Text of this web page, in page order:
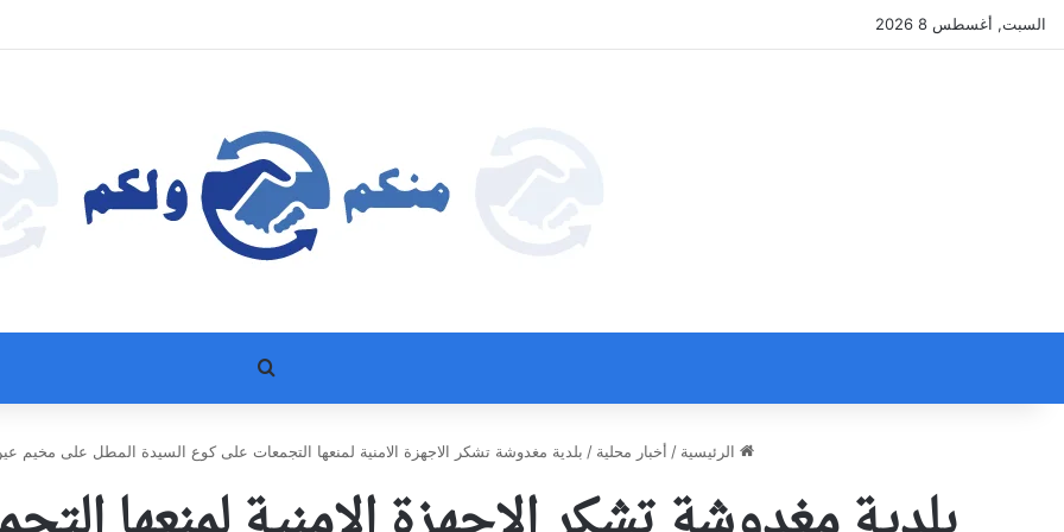
السبت, أغسطس 8 2026
بحث عن
الرئيسية / أخبار محلية / بلدية مغدوشة تشكر الاجهزة الامنية لمنعها التجمعات على كوع السيدة المطل على مخيم